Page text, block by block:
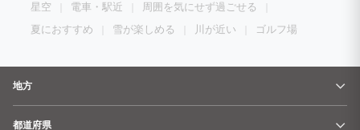
星空
電車・駅近
周囲を気にせず過ごせる
夏におすすめ
雪が楽しめる 川が近い ゴルフ場
地方
都道府県